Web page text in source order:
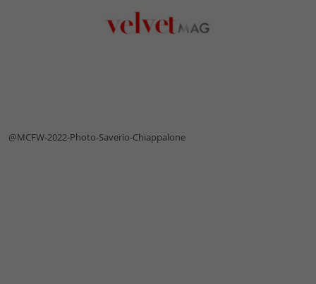
@MCFW-2022-Photo-Saverio-Chiappalone